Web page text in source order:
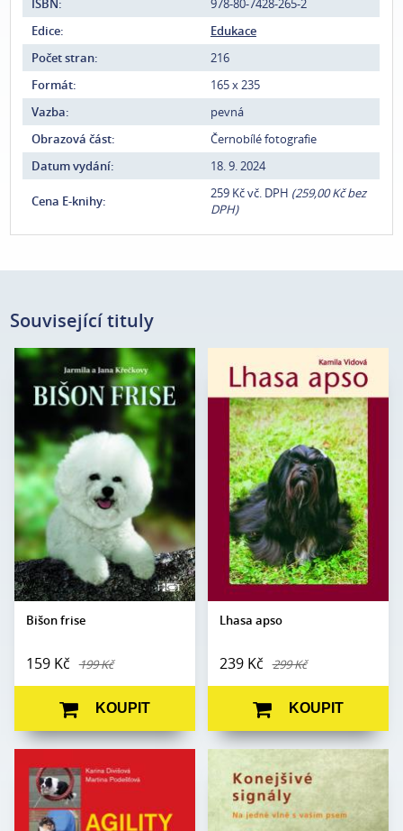
ISBN:
978-80-7428-265-2
Edice:
Edukace
Počet stran:
216
Formát:
165 x 235
Vazba:
pevná
Obrazová část:
Černobílé fotografie
Datum vydání:
18. 9. 2024
Cena E-knihy: 259 Kč vč. DPH (259,00 Kč bez
DPH)
Související tituly
Bišon frise
159 Kč 199 Kč
Jarmila a Jana
Edice:
Portréty
Počet
stran:
Formát:
A5
Vazba:
V8a (pevná)
Obrazová
část:
Černobílé a barevné
fotografie
Datum
vydání:
10. 10. 2002
KOUPIT
Lhasa apso
239 Kč 299 Kč
Autor:
Kamila Vidová
Edice:
Portréty
Počet
stran:
200
Formát:
A5
Vazba:
V8a (pevná)
Obrazová
část:
Černobílé a barevné
fotografie
Datum
vydání:
24. 5. 2005
KOUPIT
Autor:
Karina Divišová,
Martina Podešťová
Autor:
Turid Rugaas